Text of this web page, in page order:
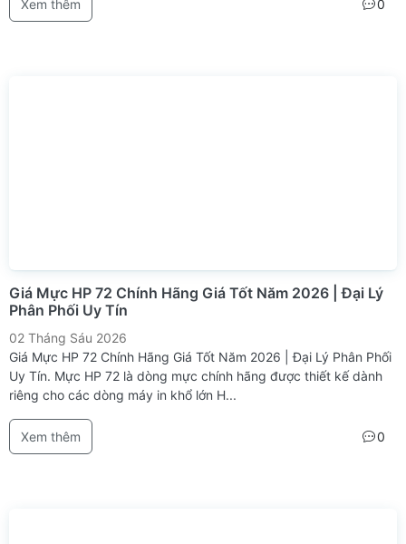
Xem thêm 0
Giá Mực HP 72 Chính Hãng Giá Tốt Năm 2026 | Đại Lý
Phân Phối Uy Tín
02 Tháng Sáu 2026
Giá Mực HP 72 Chính Hãng Giá Tốt Năm 2026 | Đại Lý Phân Phối
Uy Tín. Mực HP 72 là dòng mực chính hãng được thiết kế dành
riêng cho các dòng máy in khổ lớn H...
Xem thêm 0